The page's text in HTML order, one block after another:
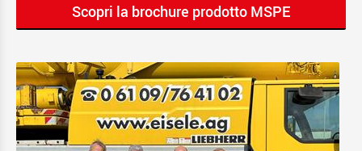
Scopri la brochure prodotto MSPE